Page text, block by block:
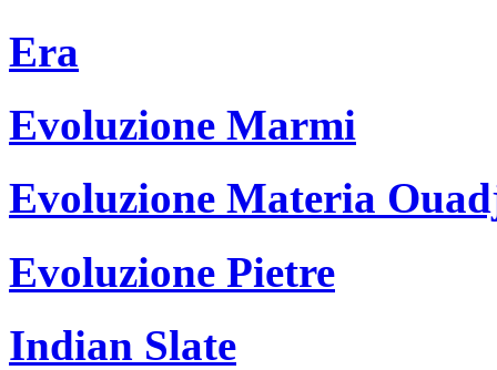
Era
Evoluzione Marmi
Evoluzione Materia
Evoluzione Pietre
Indian Slate